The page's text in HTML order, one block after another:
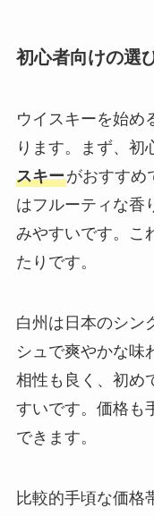
初心者向けの選
ウイスキーを始め
ります。まず、初
スキーがおすすめ
はフルーティな香
みやすいです。こ
たりです。
白州は日本のシン
シュで爽やかな味
相性も良く、初め
すいです。価格も
できます。
比較的手頃な価格